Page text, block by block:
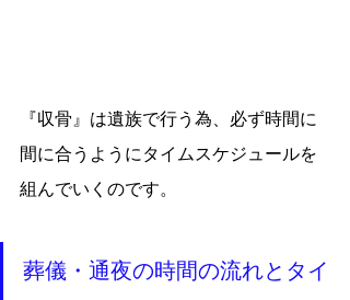
『収骨』は遺族で行う為、必ず時間に
間に合うようにタイムスケジュールを
組んでいくのです。
葬儀・通夜の時間の流れとタイ